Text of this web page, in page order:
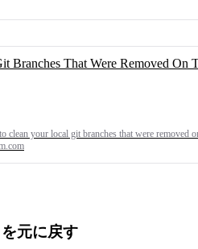
Branches That Were Removed On
clean your local git branches that were removed
元に戻す